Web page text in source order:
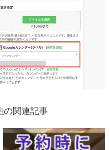
の関連記事